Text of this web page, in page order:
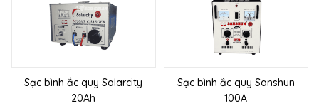
Sạc bình ắc quy Solarcity
20Ah
Sạc bình ắc quy Sanshun
100A